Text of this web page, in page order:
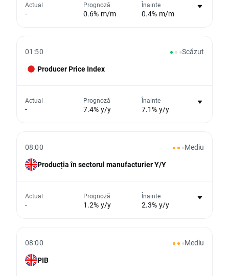
Actual
-
Prognoză
0.6% m/m
Înainte
0.4% m/m
Nu există niciun grafic pentru acest
eveniment
01:50
Scăzut
Producer Price Index
Actual
-
Prognoză
7.4% y/y
Înainte
7.1% y/y
Nu există niciun grafic pentru acest
eveniment
08:00
Mediu
Producția în sectorul manufacturier Y/Y
Actual
-
Prognoză
1.2% y/y
Înainte
2.3% y/y
08:00
Mediu
PIB